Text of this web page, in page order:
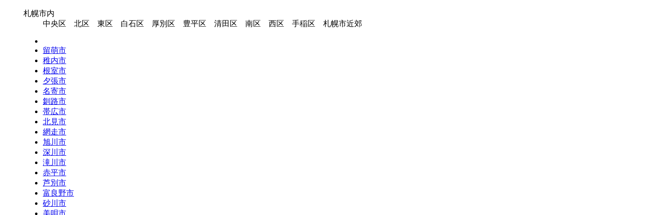
札幌市内
中央区 北区 東区 白石区 厚別区 豊平区 清田区 南区 西区 手稲区 札幌市近郊
留萌市
稚内市
根室市
夕張市
名寄市
釧路市
帯広市
北見市
網走市
旭川市
深川市
滝川市
赤平市
芦別市
富良野市
砂川市
美唄市